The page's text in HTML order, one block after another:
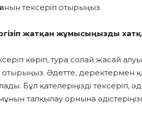
тексеріп отырыңыз.
жатқан жұмысыңызды
көріп, тура солай жасай алуы
Әдетте, деректермен
Бұл қателеріңізді тексеріп,
талқылау орнына